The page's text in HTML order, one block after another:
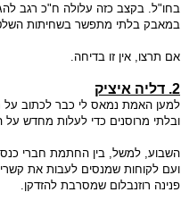
בחו"ל. בקצב כזה עלולה ח"כ רגב
במאבק בלתי מתפשר בשחיתות
אם תרצו, אין זו בדיחה.
2. דליה איציק
למען האמת נמאס לי כבר לכתוב על
ובלתי מרוסנים כדי לעלות מחדש על
השבוע, למשל, בין החתמת חברי כנסת
ועם לקוחות שמנסים לעבות את קשרי
פנינה רוזנבלום שמסרבת להזדקן.